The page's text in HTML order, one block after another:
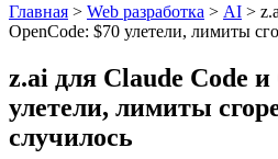
Главная > Web разработка > AI >
OpenCode: $70 улетели, лимиты
z.ai для Claude Code и
улетели, лимиты
случилось